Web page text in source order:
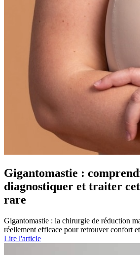
Gigantomastie :
diagnostiquer et traiter
rare
Gigantomastie : la chirurgie de réduction
réellement efficace pour retrouver confort
Lire l'article